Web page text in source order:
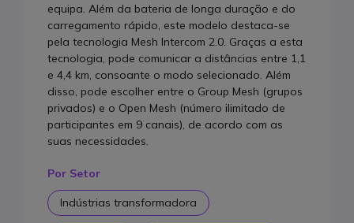
equipa. Além da bateria de longa duração e do
carregamento rápido, este modelo destaca-se
pela tecnologia Mesh Intercom 2.0. Graças a esta
tecnologia, pode comunicar a distâncias entre 1,1
e 4,4 km, consoante o modo selecionado. Além
disso, pode escolher entre o Group Mesh (grupos
privados) e o Open Mesh (número ilimitado de
participantes em 9 canais), de acordo com as
suas necessidades.
Por Setor
Indústrias transformadora